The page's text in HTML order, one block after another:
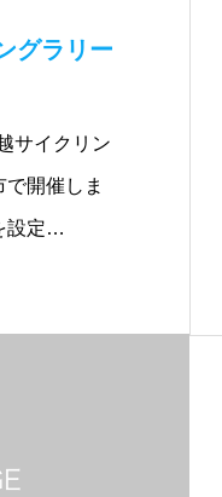
グラリー
サイクリン
開催しま
設定…